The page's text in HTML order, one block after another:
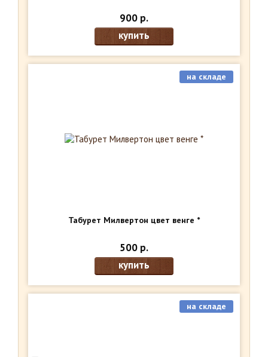
900 р.
купить
Табурет Милвертон цвет венге *
на складе
500 р.
купить
на складе